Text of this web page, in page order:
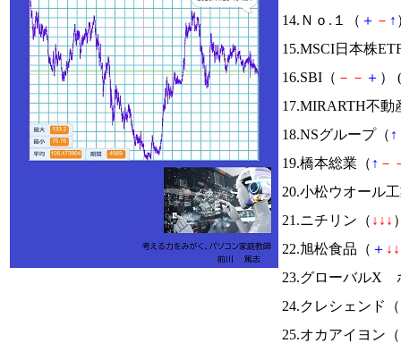
14.Ｎｏ.１（ ＋ － ↑
15.MSCI日本株
16.SBI（ － － ＋ ） (
17.MIRARTH不動
18.NSグループ（ ↑
19.橋本総業（ ↑ －
20.小松ウオール
21.ニチリン（ ↓ ↓ ↓
22.旭松食品（ ＋ ↓ ↓
23.グローバルX
24.クレシェンド（
25.オカアイヨン（